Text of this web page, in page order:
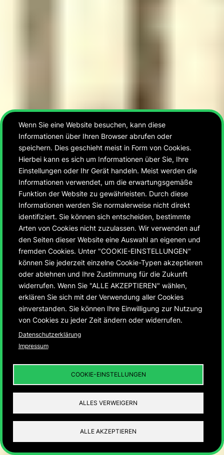
Singt dem Herrn ein
altes Lied
Sächsische Gesangbuchschätze aus fünf
500 JAHRE GESANGBUCH IN
02
DIE WELT DES
Wenn Sie eine Website besuchen, kann diese
Informationen über Ihren Browser abrufen oder
speichern. Dies geschieht meist in Form von Cookies.
Hierbei kann es sich um Informationen über Sie, Ihre
Einstellungen oder Ihr Gerät handeln. Meist werden die
Informationen verwendet, um die erwartungsgemäße
Funktion der Website zu gewährleisten. Durch diese
Informationen werden Sie normalerweise nicht direkt
identifiziert. Sie können sich entscheiden, bestimmte
Arten von Cookies nicht zuzulassen. Wir verwenden auf
den Seiten dieser Website eine Auswahl an eigenen und
fremden Cookies. Unter "COOKIE-EINSTELLUNGEN"
können Sie jederzeit einzelne Cookie-Typen akzeptieren
oder ablehnen und Ihre Zustimmung für die Zukunft
widerrufen. Wenn Sie "ALLE AKZEPTIEREN" wählen,
erklären Sie sich mit der Verwendung aller Cookies
einverstanden. Sie können Ihre Einwilligung zur Nutzung
von Cookies zu jeder Zeit ändern oder widerrufen.
Datenschutzerklärung
Impressum
COOKIE-EINSTELLUNGEN
ALLES VERWEIGERN
ALLE AKZEPTIEREN